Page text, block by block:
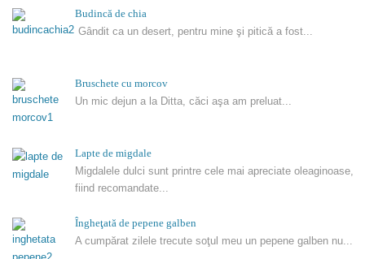
Budincă de chia
Gândit ca un desert, pentru mine şi pitică a fost...
Bruschete cu morcov
Un mic dejun a la Ditta, căci aşa am preluat...
Lapte de migdale
Migdalele dulci sunt printre cele mai apreciate oleaginoase,
fiind recomandate...
Îngheţată de pepene galben
A cumpărat zilele trecute soţul meu un pepene galben nu...